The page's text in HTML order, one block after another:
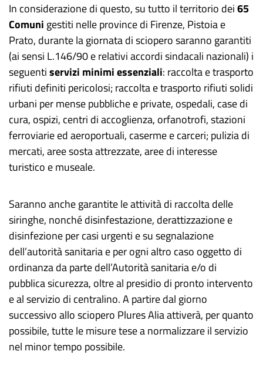
In considerazione di questo, su tutto il territorio dei65
Comuni gestiti nelle province di Firenze, Pistoia e
Prato, durante la giornata di sciopero saranno garantiti
(ai sensi L.146/90 e relativi accordi sindacali nazionali) i
seguentiservizi minimi essenziali: raccolta e trasporto
rifiuti definiti pericolosi; raccolta e trasporto rifiuti solidi
urbani per mense pubbliche e private, ospedali, case di
cura, ospizi, centri di accoglienza, orfanotrofi, stazioni
ferroviarie ed aeroportuali, caserme e carceri; pulizia di
mercati, aree sosta attrezzate, aree di interesse
turistico e museale.
Saranno anche garantite le attività di raccolta delle
siringhe, nonché disinfestazione, derattizzazione e
disinfezione per casi urgenti e su segnalazione
dell’autorità sanitaria e per ogni altro caso oggetto di
ordinanza da parte dell’Autorità sanitaria e/o di
pubblica sicurezza, oltre al presidio di pronto intervento
e al servizio di centralino. A partire dal giorno
successivo allo sciopero Plures Alia attiverà, per quanto
possibile, tutte le misure tese a normalizzare il servizio
nel minor tempo possibile.